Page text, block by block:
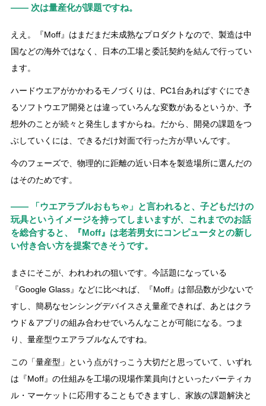
―― 次は量産化が課題ですね。
ええ。『Moff』はまだまだ未成熟なプロダクトなので、製造は中
国などの海外ではなく、日本の工場と委託契約を結んで行ってい
ます。
ハードウエアがかかわるモノづくりは、PC1台あればすぐにでき
るソフトウエア開発とは違っていろんな変数があるというか、予
想外のことが続々と発生しますからね。だから、開発の課題をつ
ぶしていくには、できるだけ対面で行った方が早いんです。
今のフェーズで、物理的に距離の近い日本を製造場所に選んだの
はそのためです。
―― 「ウエアラブルおもちゃ」と言われると、子どもだけの
玩具というイメージを持ってしまいますが、これまでのお話
を総合すると、『Moff』は老若男女にコンピュータとの新し
い付き合い方を提案できそうです。
まさにそこが、われわれの狙いです。今話題になっている
『Google Glass』などに比べれば、『Moff』は部品数が少ないで
すし、簡易なセンシングデバイスさえ量産できれば、あとはクラ
ウド＆アプリの組み合わせでいろんなことが可能になる。つま
り、量産型ウエアラブルなんですね。
この「量産型」という点がけっこう大切だと思っていて、いずれ
は『Moff』の仕組みを工場の現場作業員向けといったバーティカ
ル・マーケットに応用することもできますし、家族の課題解決と